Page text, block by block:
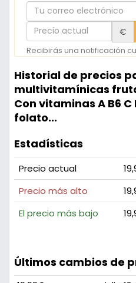
Tu
correo
electrónico
Precio
actual
€
Recibirás una notificación
Historial de precios
multivitamínicas
Con vitaminas A B6
folato...
Estadísticas
Precio actual
Precio más alto
El precio más bajo
Últimos cambios de